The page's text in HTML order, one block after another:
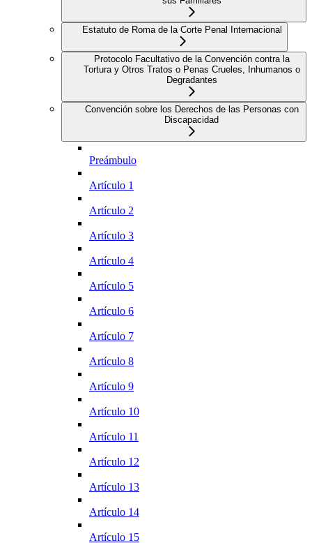
Estatuto de Roma de la Corte Penal Internacional
Protocolo Facultativo de la Convención contra la
Tortura y Otros Tratos o Penas Crueles, Inhumanos o
Degradantes
Convención sobre los Derechos de las Personas con
Discapacidad
Preámbulo
Artículo 1
Artículo 2
Artículo 3
Artículo 4
Artículo 5
Artículo 6
Artículo 7
Artículo 8
Artículo 9
Artículo 10
Artículo 11
Artículo 12
Artículo 13
Artículo 14
Artículo 15